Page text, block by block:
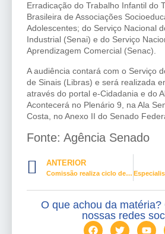
Erradicação do Trabalho Infantil do
Brasileira de Associações
Adolescentes; do Serviço Nacional
Industrial (Senai) e do Serviço
Aprendizagem Comercial (Senac).
A audiência contará com o Serviço
de Sinais (Libras) e será realizada
através do portal e-Cidadania e do
Acontecerá no Plenário 9, na Ala
Costa, no Anexo II do Senado
Fonte: Agência Senado
ANTERIOR
Comissão realiza ciclo de palestras sobre direitos das mulheres
O que achou da matéria?
nossas redes